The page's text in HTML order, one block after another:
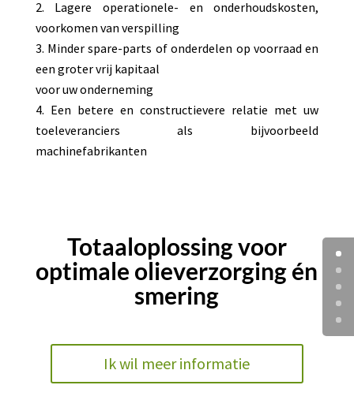
Lagere operationele- en onderhoudskosten,
voorkomen van verspilling
Minder spare-parts of onderdelen op voorraad en
een groter vrij kapitaal
voor uw onderneming
Een betere en constructievere relatie met uw
toeleveranciers als bijvoorbeeld
machinefabrikanten
Totaaloplossing voor
optimale olieverzorging én
smering
Ik wil meer informatie